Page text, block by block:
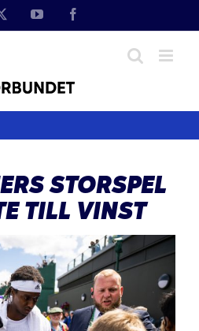
YouTube
STORSPEL
TILL VINST